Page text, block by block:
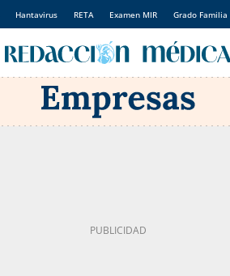
Hantavirus RETA Examen MIR Grado Familia